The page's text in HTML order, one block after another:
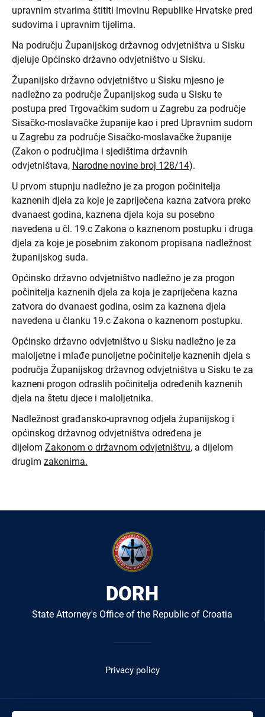
upravnim stvarima štititi imovinu Republike Hrvatske pred
sudovima i upravnim tijelima.
Na području Županijskog državnog odvjetništva u Sisku
djeluje Općinsko državno odvjetništvo u Sisku.
Županijsko državno odvjetništvo u Sisku mjesno je
nadležno za područje Županijskog suda u Sisku te
postupa pred Trgovačkim sudom u Zagrebu za područje
Sisačko-moslavačke županije kao i pred Upravnim sudom
u Zagrebu za područje Sisačko-moslavačke županije
(Zakon o područjima i sjedištima državnih
odvjetništava, Narodne novine broj 128/14).
U prvom stupnju nadležno je za progon počinitelja
kaznenih djela za koje je zapriječena kazna zatvora preko
dvanaest godina, kaznena djela koja su posebno
navedena u čl. 19.c Zakona o kaznenom postupku i druga
djela za koje je posebnim zakonom propisana nadležnost
županijskog suda.
Općinsko državno odvjetništvo nadležno je za progon
počinitelja kaznenih djela za koja je zapriječena kazna
zatvora do dvanaest godina, osim za kaznena djela
navedena u članku 19.c Zakona o kaznenom postupku.
Općinsko državno odvjetništvo u Sisku nadležno je za
maloljetne i mlađe punoljetne počinitelje kaznenih djela s
područja Županijskog državnog odvjetništva u Sisku te za
kazneni progon odraslih počinitelja određenih kaznenih
djela na štetu djece i maloljetnika.
Nadležnost građansko-upravnog odjela županijskog i
općinskog državnog odvjetništva određena je
dijelom Zakonom o državnom odvjetništvu, a dijelom
drugim zakonima.
DORH
State Attorney's Office of the Republic of Croatia
-
Privacy policy